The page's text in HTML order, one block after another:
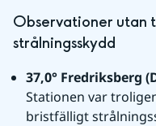
Observationer utan
strålningsskydd
Stationen var
bristfälligt